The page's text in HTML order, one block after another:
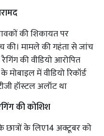
की शिकायत पर
की। मामले की गहंता से जांच
की वीडियो आरोपित
मोबाइल में वीडियो रिकॉर्ड
हॉस्टल अलॉट था
की कोशिश
छात्रों के लिए14 अक्टूबर को